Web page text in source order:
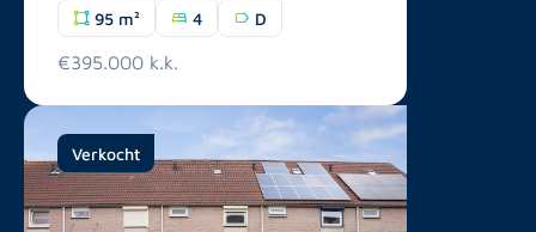
95 m² 4 D
€395.000 k.k.
Verkocht